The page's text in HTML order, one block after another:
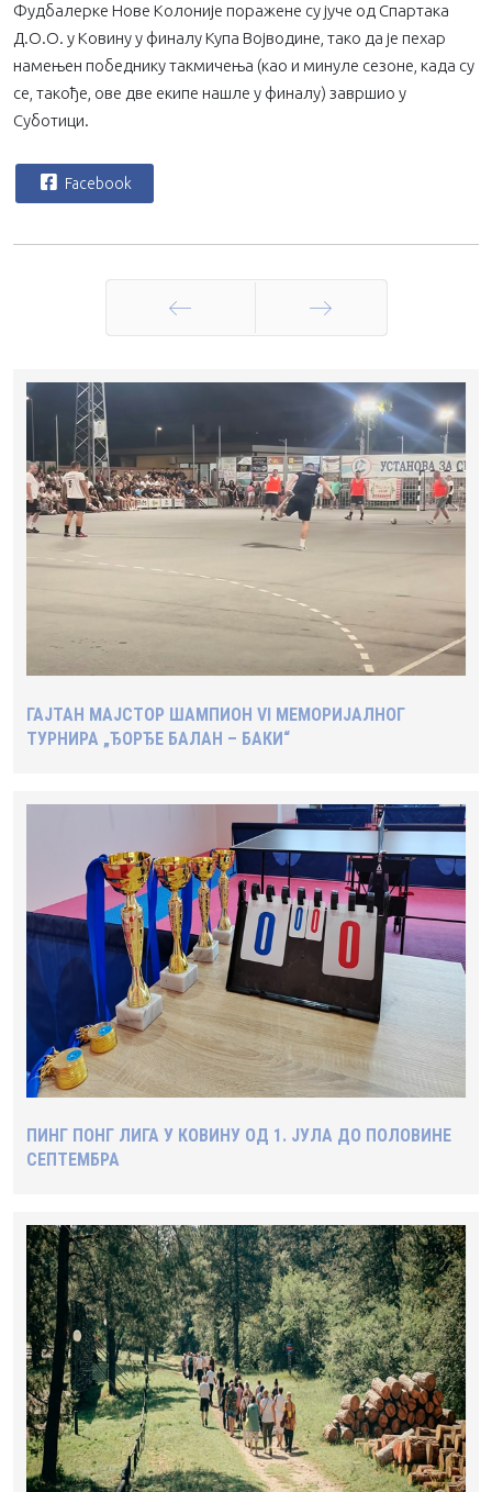
Фудбалерке Нове Колоније поражене су јуче од Спартака
Д.О.О. у Ковину у финалу Купа Војводине, тако да је пехар
намењен победнику такмичења (као и минуле сезоне, када су
се, такође, ове две екипе нашле у финалу) завршио у
Суботици.
Facebook
ГАЈТАН МАЈСТОР ШАМПИОН VI МЕМОРИЈАЛНОГ
ТУРНИРА „ЂОРЂЕ БАЛАН – БАКИ“
ПИНГ ПОНГ ЛИГА У КОВИНУ ОД 1. ЈУЛА ДО ПОЛОВИНЕ
СЕПТЕМБРА